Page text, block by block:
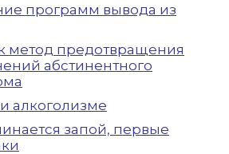
программ вывода из
метод предотвращения
абстинентного
алкоголизме
запой, первые